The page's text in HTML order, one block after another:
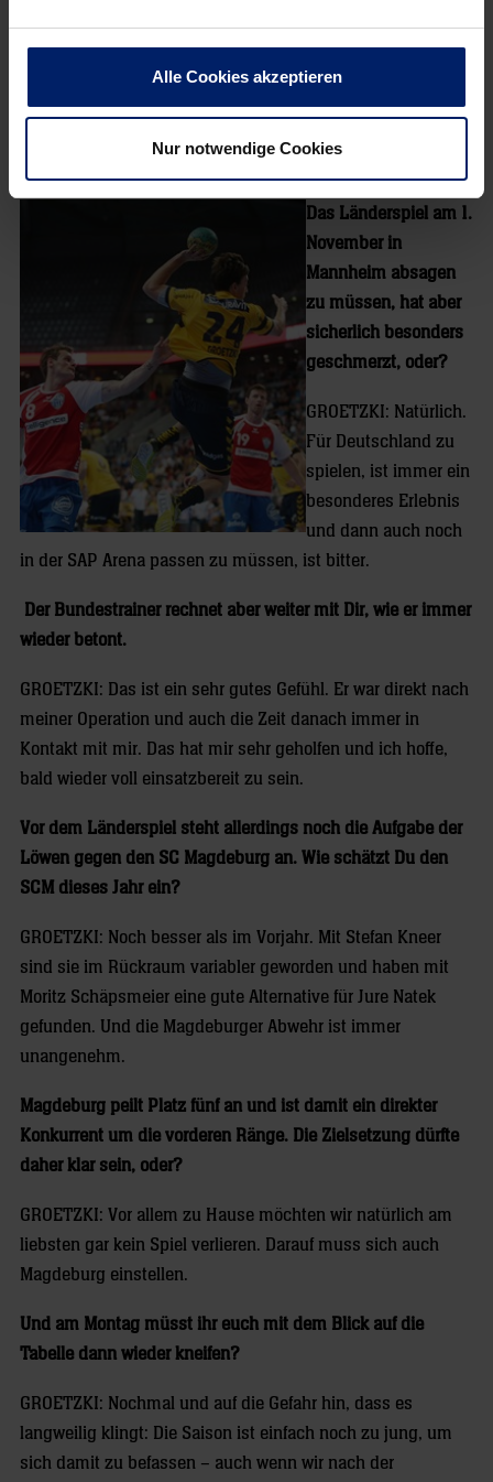
Alle Cookies akzeptieren
Nur notwendige Cookies
Aber insgesamt geht es vorwärts?
GROETZKI: Auf jeden Fall. In Hannover habe ich zuletzt
alles gut mitgemacht. Ich bin auf dem richtigen Weg.
Das Länderspiel am 1.
November in
Mannheim absagen
zu müssen, hat aber
sicherlich besonders
geschmerzt, oder?
GROETZKI: Natürlich.
Für Deutschland zu
spielen, ist immer ein
besonderes Erlebnis
und dann auch noch
in der SAP Arena passen zu müssen, ist bitter.
Der Bundestrainer rechnet aber weiter mit Dir, wie er immer
wieder betont.
GROETZKI: Das ist ein sehr gutes Gefühl. Er war direkt nach
meiner Operation und auch die Zeit danach immer in
Kontakt mit mir. Das hat mir sehr geholfen und ich hoffe,
bald wieder voll einsatzbereit zu sein.
Vor dem Länderspiel steht allerdings noch die Aufgabe der
Löwen gegen den SC Magdeburg an. Wie schätzt Du den
SCM dieses Jahr ein?
GROETZKI: Noch besser als im Vorjahr. Mit Stefan Kneer
sind sie im Rückraum variabler geworden und haben mit
Moritz Schäpsmeier eine gute Alternative für Jure Natek
gefunden. Und die Magdeburger Abwehr ist immer
unangenehm.
Magdeburg peilt Platz fünf an und ist damit ein direkter
Konkurrent um die vorderen Ränge. Die Zielsetzung dürfte
daher klar sein, oder?
GROETZKI: Vor allem zu Hause möchten wir natürlich am
liebsten gar kein Spiel verlieren. Darauf muss sich auch
Magdeburg einstellen.
Und am Montag müsst ihr euch mit dem Blick auf die
Tabelle dann wieder kneifen?
GROETZKI: Nochmal und auf die Gefahr hin, dass es
langweilig klingt: Die Saison ist einfach noch zu jung, um
sich damit zu befassen – auch wenn wir nach der